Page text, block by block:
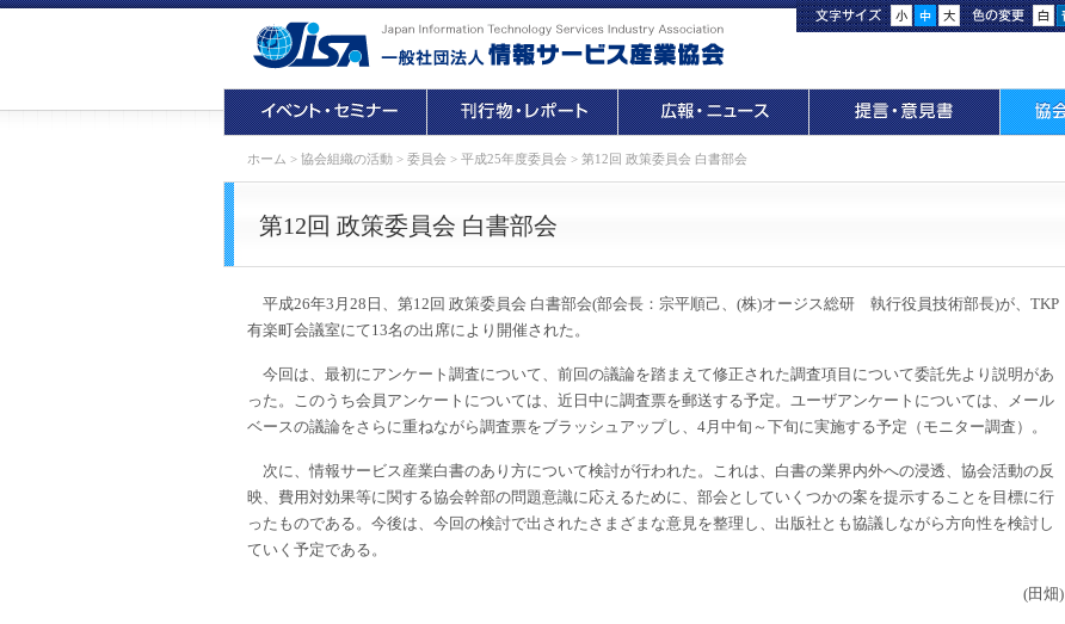
ホーム > 協会組織の活動 > 委員会 > 平成25年度委員会 > 第12回 政策委員会 白書部会
第12回 政策委員会 白書部会
平成26年3 月 28 日、第12 回 政策委員会 白書部会(部会長：宗平順己、 (株)オージス総研 執行役員技術部長)が、 TKP
有楽町会議室にて13名の出席により開催された。
今回は、最初にアンケート調査について、前回の議論を踏まえて修正された調査項目について委託先より説明があ
った。このうち会員アンケートについては、近日中に調査票を郵送する予定。ユーザアンケートについては、メール
ベースの議論をさらに重ねながら調査票をブラッシュアップし、 4月中旬～下旬に実施する予定（モニター調査）。
次に、情報サービス産業白書のあり方について検討が行われた。これは、白書の業界内外への浸透、協会活動の反
映、費用対効果等に関する協会幹部の問題意識に応えるために、部会としていくつかの案を提示することを目標に行
ったものである。今後は、今回の検討で出されたさまざまな意見を整理し、出版社とも協議しながら方向性を検討し
ていく予定である。
(田畑)